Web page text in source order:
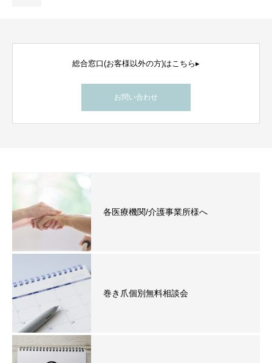
総合窓口(お客様以外の方)はこちら▸
お問い合わせ
各医療機関/介護事業所様へ
巻き爪個別無料相談会